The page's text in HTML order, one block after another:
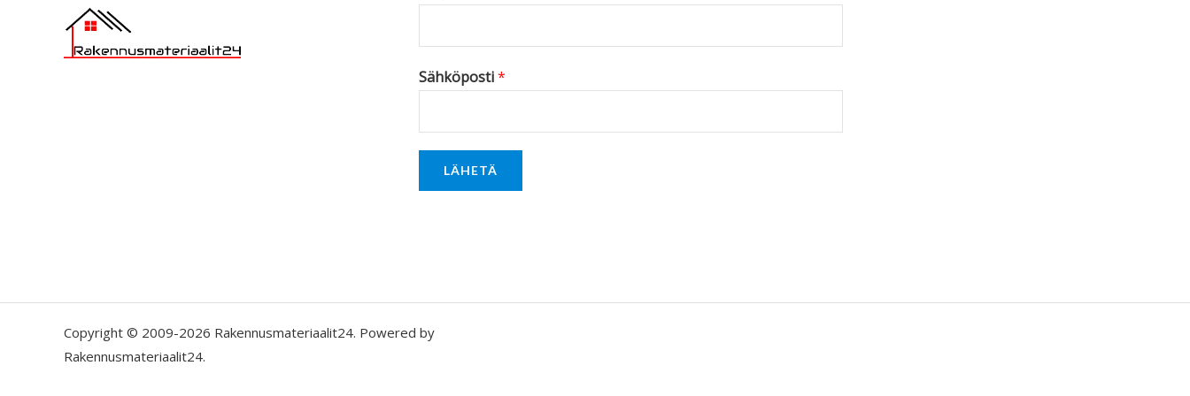
Sähköposti*
LÄHETÄ
Copyright © 2009-2026 Rakennusmateriaalit24. Powered by
Rakennusmateriaalit24.